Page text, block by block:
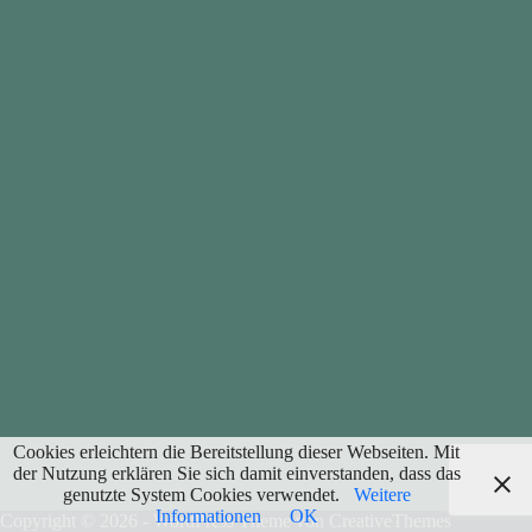
Copyright © 2026 - WordPress Theme von
Cookies erleichtern die Bereitstellung dieser Webseiten. Mit
der Nutzung erklären Sie sich damit einverstanden, dass das
genutzte System Cookies verwendet.
Weitere
Informationen
OK